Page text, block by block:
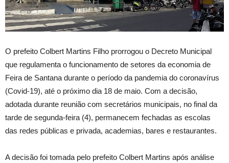
O prefeito Colbert Martins Filho prorrogou o Decreto Municipal
que regulamenta o funcionamento de setores da economia de
Feira de Santana durante o período da pandemia do coronavírus
(Covid-19), até o próximo dia 18 de maio. Com a decisão,
adotada durante reunião com secretários municipais, no final da
tarde de segunda-feira (4), permanecem fechadas as escolas
das redes públicas e privada, academias, bares e restaurantes.
A decisão foi tomada pelo prefeito Colbert Martins após análise